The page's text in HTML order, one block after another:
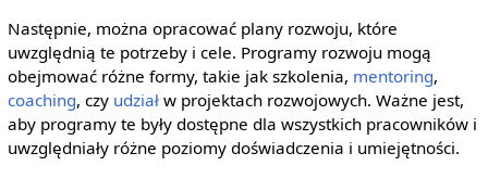
Następnie, można opracować plany rozwoju, które
uwzględnią te potrzeby i cele. Programy rozwoju mogą
obejmować różne formy, takie jak szkolenia, mentoring,
coaching, czy udziałw projektach rozwojowych. Ważne jest,
aby programy te były dostępne dla wszystkich pracowników i
uwzględniały różne poziomy doświadczenia i umiejętności.